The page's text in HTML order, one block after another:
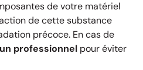
de votre matériel
de cette substance
précoce. En cas de
professionnel pour éviter